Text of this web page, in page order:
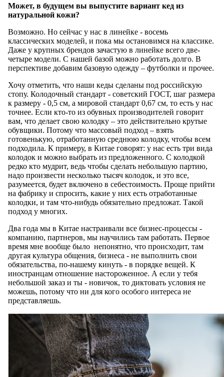
Может, в будущем вы выпустите вариант кед из
натуральной кожи?
Возможно. Но сейчас у нас в линейке - восемь
классических моделей, и пока мы остановимся на классике.
Даже у крупных брендов зачастую в линейке всего две-
четыре модели. С нашей базой можно работать долго. В
перспективе добавим базовую одежду – футболки и прочее.
Хочу отметить, что наши кеды сделаны под российскую
стопу. Колодочный стандарт - советский ГОСТ, шаг размера
к размеру - 0,5 см, а мировой стандарт 0,67 см, то есть у нас
точнее. Если кто-то из обувных производителей говорит
вам, что делает свою колодку – это действительно крутые
обувщики. Потому что массовый подход – взять
готовенькую, отработанную среднюю колодку, чтобы всем
подходила. К примеру, в Китае говорят: у нас есть три вида
колодок и можно выбрать из предложенного. С колодкой
редко кто мудрит, ведь чтобы сделать небольшую партию,
надо произвести несколько тысяч колодок, и это все,
разумеется, будет включено в себестоимость. Проще прийти
на фабрику и спросить, какие у них есть отработанные
колодки, и там что-нибудь обязательно предложат. Такой
подход у многих.
Два года мы в Китае настраивали все бизнес-процессы -
компанию, партнеров, мы научились там работать. Первое
время мне вообще было непонятно, что происходит, там
другая культура общения, бизнеса - не выполнить свои
обязательства, по-нашему кинуть - в порядке вещей. К
иностранцам отношение настороженное. А если у тебя
небольшой заказ и ты - новичок, то диктовать условия не
можешь, потому что ни для кого особого интереса не
представляешь.